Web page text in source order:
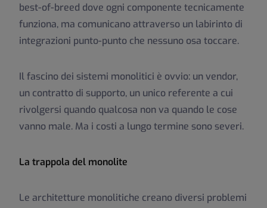
best-of-breed dove ogni componente tecnicamente
funziona, ma comunicano attraverso un labirinto di
integrazioni punto-punto che nessuno osa toccare.
Il fascino dei sistemi monolitici è ovvio: un vendor,
un contratto di supporto, un unico referente a cui
rivolgersi quando qualcosa non va quando le cose
vanno male. Ma i costi a lungo termine sono severi.
La trappola del monolite
Le architetture monolitiche creano diversi problemi